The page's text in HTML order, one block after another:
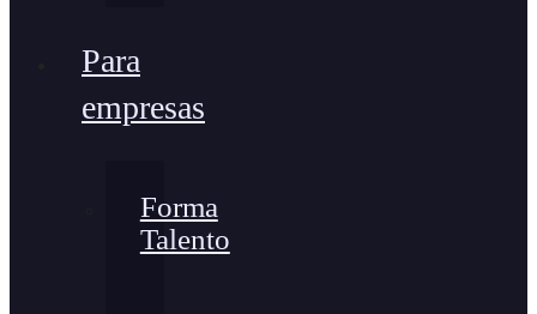
Para
empresas
Forma
Talento